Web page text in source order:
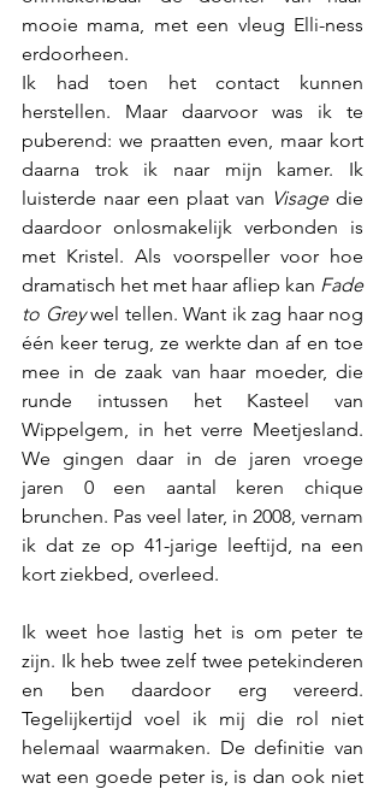
mooie mama, met een vleug Elli-ness
erdoorheen.
Ik had toen het contact kunnen
herstellen. Maar daarvoor was ik te
puberend: we praatten even, maar kort
daarna trok ik naar mijn kamer. Ik
luisterde naar een plaat van Visage die
daardoor onlosmakelijk verbonden is
met Kristel. Als voorspeller voor hoe
dramatisch het met haar afliep kan Fade
to Grey wel tellen. Want ik zag haar nog
één keer terug, ze werkte dan af en toe
mee in de zaak van haar moeder, die
runde intussen het Kasteel van
Wippelgem, in het verre Meetjesland.
We gingen daar in de jaren vroege
jaren 0 een aantal keren chique
brunchen. Pas veel later, in 2008, vernam
ik dat ze op 41-jarige leeftijd, na een
kort ziekbed, overleed.
Ik weet hoe lastig het is om peter te
zijn. Ik heb twee zelf twee petekinderen
en ben daardoor erg vereerd.
Tegelijkertijd voel ik mij die rol niet
helemaal waarmaken. De definitie van
wat een goede peter is, is dan ook niet